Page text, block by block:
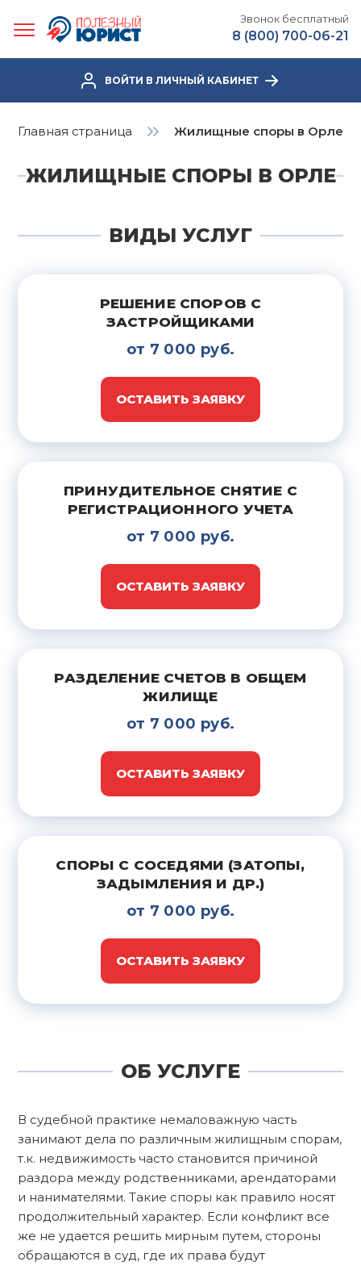
Звонок бесплатный
8 (800) 700-06-21
ВОЙТИ В ЛИЧНЫЙ КАБИНЕТ
Главная страница Жилищные споры в Орле
ЖИЛИЩНЫЕ СПОРЫ В ОРЛЕ
ВИДЫ УСЛУГ
РЕШЕНИЕ СПОРОВ С
ЗАСТРОЙЩИКАМИ
от 7 000 руб.
ОСТАВИТЬ ЗАЯВКУ
ПРИНУДИТЕЛЬНОЕ СНЯТИЕ С
РЕГИСТРАЦИОННОГО УЧЕТА
от 7 000 руб.
ОСТАВИТЬ ЗАЯВКУ
РАЗДЕЛЕНИЕ СЧЕТОВ В ОБЩЕМ
ЖИЛИЩЕ
от 7 000 руб.
ОСТАВИТЬ ЗАЯВКУ
СПОРЫ С СОСЕДЯМИ (ЗАТОПЫ,
ЗАДЫМЛЕНИЯ И ДР.)
от 7 000 руб.
ОСТАВИТЬ ЗАЯВКУ
ОБ УСЛУГЕ
В судебной практике немаловажную часть
занимают дела по различным жилищным спорам,
т.к. недвижимость часто становится причиной
раздора между родственниками, арендаторами
и нанимателями. Такие споры как правило носят
продолжительный характер. Если конфликт все
же не удается решить мирным путем, стороны
обращаются в суд, где их права будут